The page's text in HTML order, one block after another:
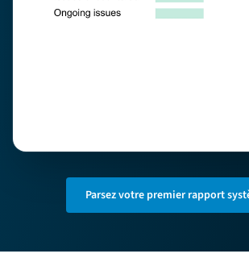
Parsez votre premier rapport